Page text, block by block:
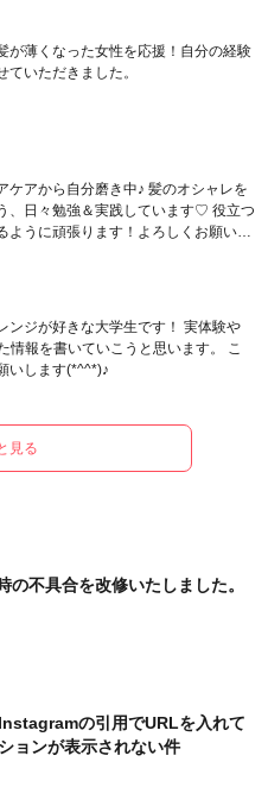
が薄くなった女性を応援！自分の経験
ていただきました。
ケアから自分磨き中♪ 髪のオシャレを
、日々勉強＆実践しています♡ 役立つ
ように頑張ります！よろしくお願いし
ンジが好きな大学生です！ 実体験や
情報を書いていこうと思います。 こ
いします(*^^*)♪
見る
不具合を改修いたしました。
Instagramの引用でURLを入れて
ョンが表示されない件